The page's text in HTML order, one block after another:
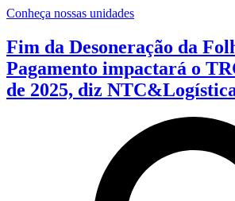
Conheça nossas unidades
Fim da Desoneração da
Pagamento impactará o
de 2025, diz